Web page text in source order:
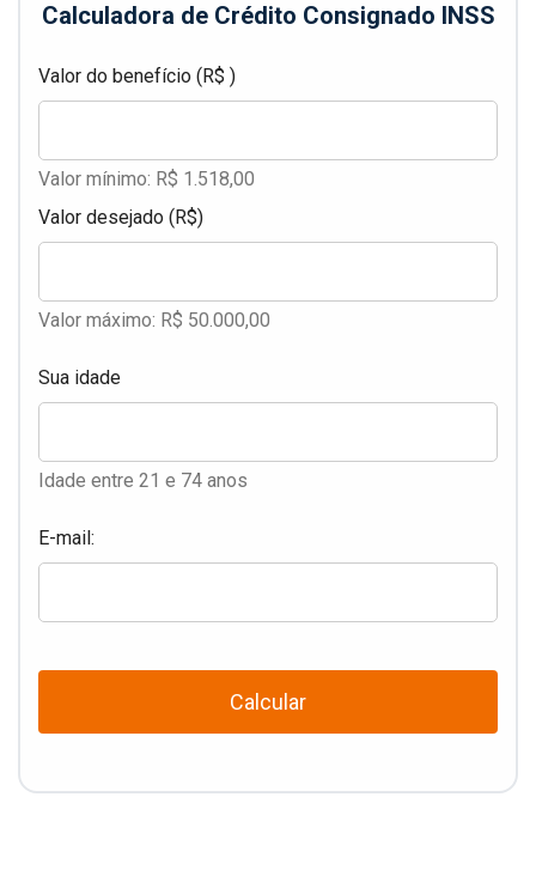
Calculadora de Crédito Consignado INSS
Valor do benefício (R$ )
Valor mínimo: R$ 1.518,00
Valor desejado (R$)
Valor máximo: R$ 50.000,00
Sua idade
Idade entre 21 e 74 anos
E-mail:
Calcular